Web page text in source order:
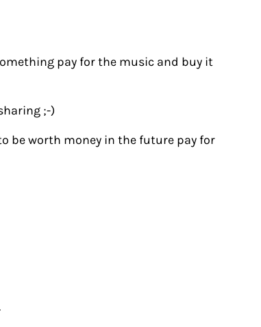
pay for the music and buy it
;-)
be worth money in the future pay for